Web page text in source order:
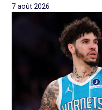
7 août 2026